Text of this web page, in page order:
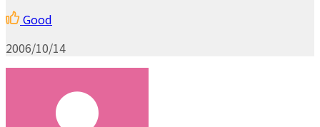
Good
2006/10/14